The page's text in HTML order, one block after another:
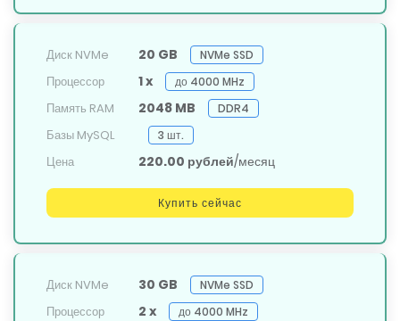
Диск NVMe 20 GB NVMe SSD
Процессор 1 x до 4000 MHz
Память RAM 2048 MB DDR4
Базы MySQL 3 шт.
Цена 220.00 рублей/месяц
Купить сейчас
Диск NVMe 30 GB NVMe SSD
Процессор 2 x до 4000 MHz